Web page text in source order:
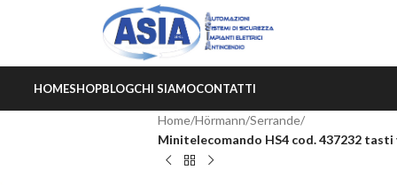
HOMESHOPBLOGCHI SIAMOCONTATTI
Home/Hörmann/Serrande/
Minitelecomando HS4 cod. 437232